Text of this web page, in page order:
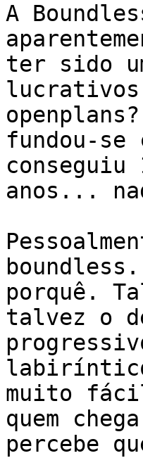
A
ter sido
lucrativos
fundou-se
anos...
porquê.
talvez o
muito
quem
percebe